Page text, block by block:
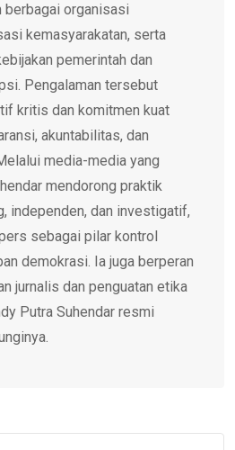
berbagai organisasi
kemasyarakatan, serta
pemerintah dan
Pengalaman tersebut
kritis dan komitmen kuat
akuntabilitas, dan
media-media yang
mendorong praktik
independen, dan investigatif,
sebagai pilar kontrol
demokrasi. Ia juga berperan
jurnalis dan penguatan etika
Putra Suhendar resmi